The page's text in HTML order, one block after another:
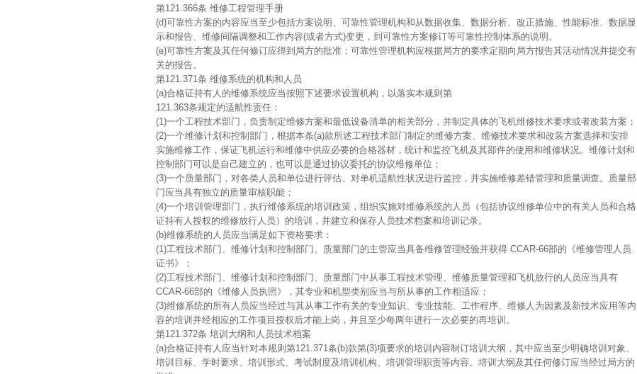
第121.366条 维修工程管理手册
(d)可靠性方案的内容应当至少包括方案说明、可靠性管理机构和从数据收集、数据分析、改正措施、性能标准、数据显
示和报告、维修间隔调整和工作内容(或者方式)变更，到可靠性方案修订等可靠性控制体系的说明。
(e)可靠性方案及其任何修订应得到局方的批准；可靠性管理机构应根据局方的要求定期向局方报告其活动情况并提交有
关的报告。
第121.371条 维修系统的机构和人员
(a)合格证持有人的维修系统应当按照下述要求设置机构，以落实本规则第
121.363条规定的适航性责任：
(1)一个工程技术部门，负责制定维修方案和最低设备清单的相关部分，并制定具体的飞机维修技术要求或者改装方案；
(2)一个维修计划和控制部门，根据本条(a)款所述工程技术部门制定的维修方案、维修技术要求和改装方案选择和安排
实施维修工作，保证飞机运行和维修中供应必要的合格器材，统计和监控飞机及其部件的使用和维修状况。维修计划和
控制部门可以是自己建立的，也可以是通过协议委托的协议维修单位；
(3)一个质量部门，对各类人员和单位进行评估、对单机适航性状况进行监控，并实施维修差错管理和质量调查。质量部
门应当具有独立的质量审核职能；
(4)一个培训管理部门，执行维修系统的培训政策，组织实施对维修系统的人员（包括协议维修单位中的有关人员和合格
证持有人授权的维修放行人员）的培训，并建立和保存人员技术档案和培训记录。
(b)维修系统的人员应当满足如下资格要求：
(1)工程技术部门、维修计划和控制部门、质量部门的主管应当具备维修管理经验并获得 CCAR-66部的《维修管理人员
证书》；
(2)工程技术部门、维修计划和控制部门、质量部门中从事工程技术管理、维修质量管理和飞机放行的人员应当具有
CCAR-66部的《维修人员执照》，其专业和机型类别应当与所从事的工作相适应；
(3)维修系统的所有人员应当经过与其从事工作有关的专业知识、专业技能、工作程序、维修人为因素及新技术应用等内
容的培训并经相应的工作项目授权后才能上岗，并且至少每两年进行一次必要的再培训。
第121.372条 培训大纲和人员技术档案
(a)合格证持有人应当针对本规则第121.371条(b)款第(3)项要求的培训内容制订培训大纲，其中应当至少明确培训对象、
培训目标、学时要求、培训形式、考试制度及培训机构、培训管理职责等内容。培训大纲及其任何修订应当经过局方的